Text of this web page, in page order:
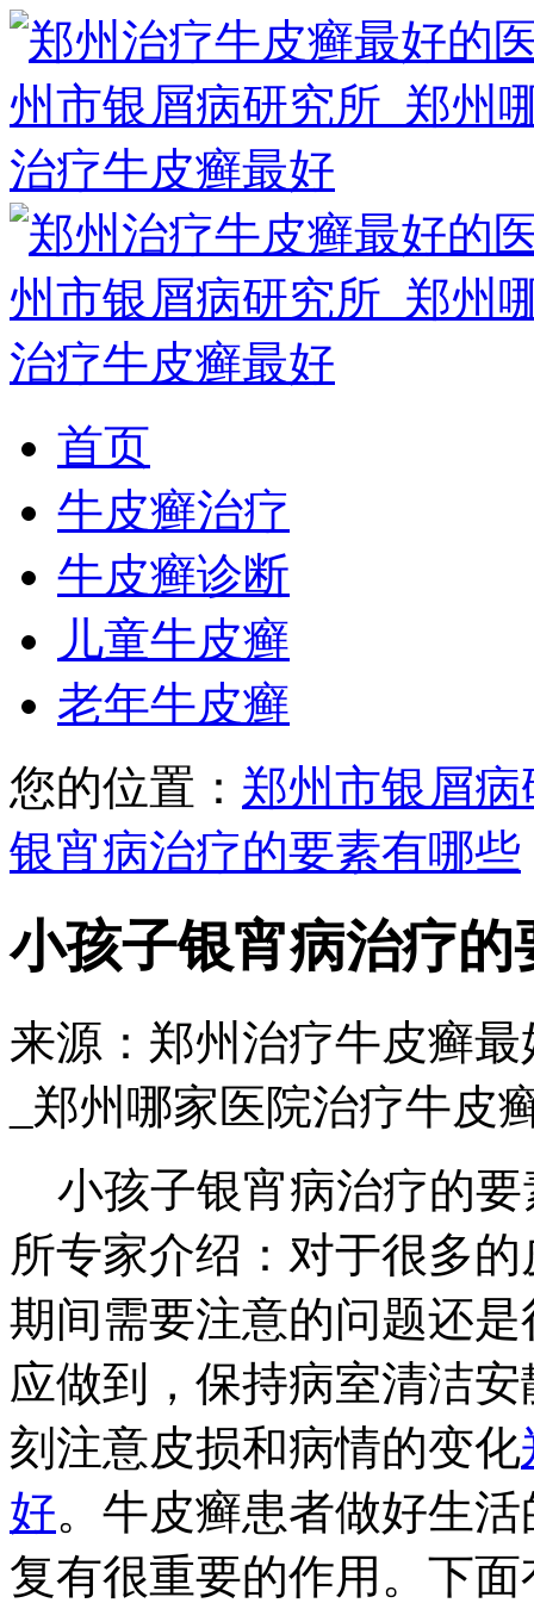
首页
牛皮癣治疗
牛皮癣诊断
儿童牛皮癣
老年牛皮癣
您的位置： 郑州市银屑病
银宵病治疗的要素有哪些
小孩子银宵病治疗的
来源：郑州治疗牛皮癣
_郑州哪家医院治疗牛皮
小孩子银宵病治疗的要
所专家介绍：对于很多
期间需要注意的问题还
应做到，保持病室清洁
刻注意皮损和病情的变化
好。牛皮癣患者做好生
复有很重要的作用。下